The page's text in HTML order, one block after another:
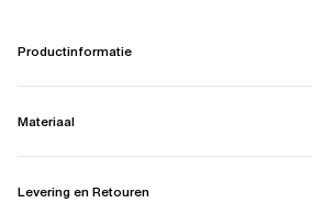
Productinformatie
Materiaal
Levering en Retouren